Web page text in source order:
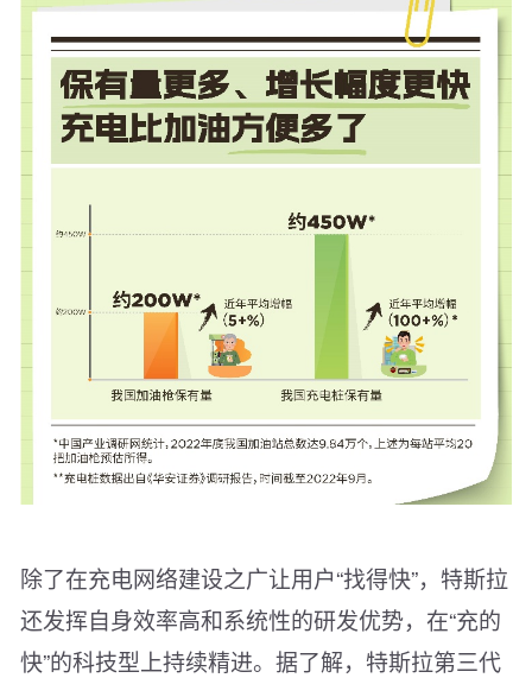
除了在充电网络建设之广让用户“找得快”，特斯拉
还发挥自身效率高和系统性的研发优势，在“充的
快”的科技型上持续精进。据了解，特斯拉第三代